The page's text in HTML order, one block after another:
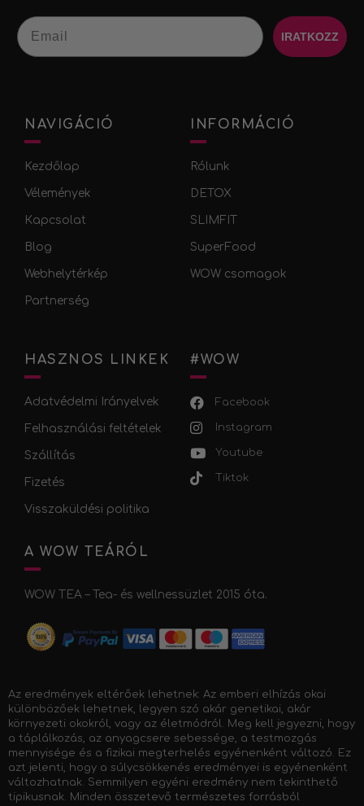
Email
IRATKOZZ
NAVIGÁCIÓ
Kezdőlap
Vélemények
Кapcsolat
Blog
Webhelytérkép
Partnerség
INFORMÁCIÓ
Rólunk
DETOX
SLIMFIT
SuperFood
WOW csomagok
HASZNOS LINKEK
Adatvédelmi Irányelvek
Felhasználási feltételek
Szállítás
Fizetés
Visszaküldési politika
#WOW
Facebook
Instagram
Youtube
Tiktok
A WOW TEÁRÓL
WOW TEA – Tea- és wellnessüzlet 2015 óta.
Az eredmények eltérőek lehetnek: Az emberi elhízás okai
különbözőek lehetnek, legyen szó akár genetikai, akár
környezeti okokról, vagy az életmódról. Meg kell jegyezni, hogy
a táplálkozás, az anyagcsere sebessége, a testmozgás
mennyisége és a fizikai megterhelés egyénenként változó. Ez
azt jelenti, hogy a súlycsökkenés eredményei is egyénenként
változhatnak. Semmilyen egyéni eredmény nem tekinthető
tipikusnak. Minden összetevő természetes forrásból